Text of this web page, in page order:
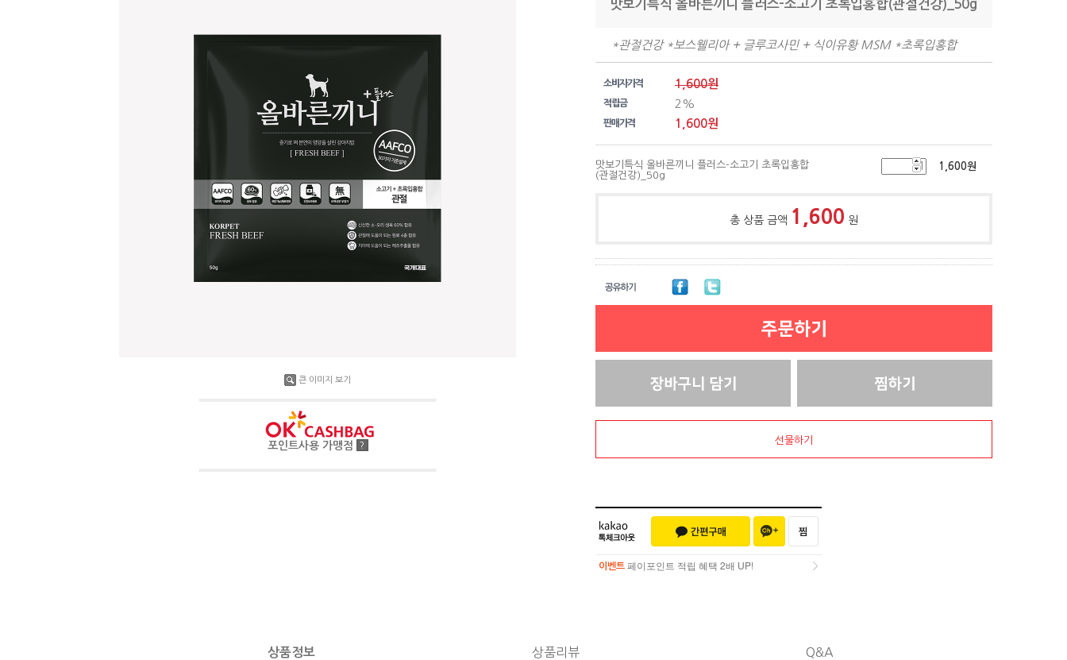
큰 이미지 보기
포인트사용 가맹점 ?
맛보기특식 올바른끼니 플러스-소고기 초록입홍합(관절건강)_50g
*관절건강 *보스웰리아 + 글루코사민 + 식이유황 MSM *초록입홍합
소비자가격 1,600원
적립금 2%
판매가격 1,600원
맛보기특식 올바른끼니 플러스-소고기 초록입홍합
(관절건강)_50g
1,600원
총 상품 금액 1,600 원
선물하기
이벤트 페이포인트 적립 혜택 2배 UP!
상품정보 상품리뷰 Q&A